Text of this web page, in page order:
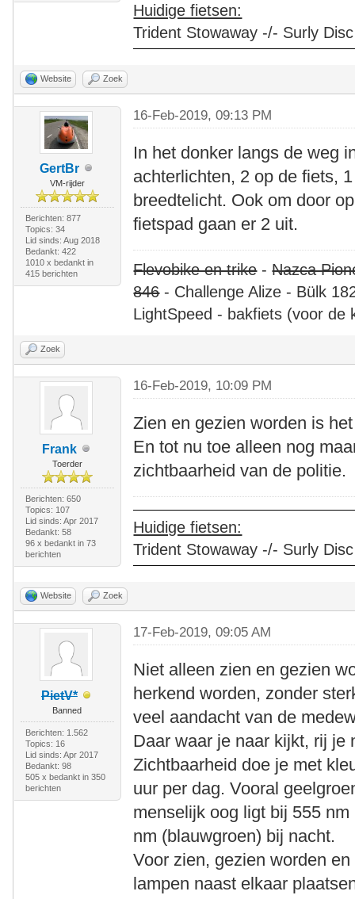
Huidige fietsen:
Trident Stowaway -/- Surly
Website Zoek
GertBr
VM-rijder
Berichten: 877
Topics: 34
Lid sinds: Aug 2018
Bedankt: 422
1010 x bedankt in
415 berichten
16-Feb-2019, 09:13 PM
In het donker langs de weg
achterlichten, 2 op de fiets,
breedtelicht. Ook om door
fietspad gaan er 2 uit.
Flevobike en trike-Nazca
846- Challenge Alize - Bülk
LightSpeed - bakfiets (voor de
Zoek
Frank
Toerder
Berichten: 650
Topics: 107
Lid sinds: Apr 2017
Bedankt: 58
96 x bedankt in 73
berichten
16-Feb-2019, 10:09 PM
Zien en gezien worden is
En tot nu toe alleen nog
zichtbaarheid van de politie.
Huidige fietsen:
Trident Stowaway -/- Surly
Website Zoek
PietV*
Banned
Berichten: 1.562
Topics: 16
Lid sinds: Apr 2017
Bedankt: 98
505 x bedankt in 350
berichten
17-Feb-2019, 09:05 AM
Niet alleen zien en gezien
herkend worden, zonder
veel aandacht van de
Daar waar je naar kijkt, rij je
Zichtbaarheid doe je met
uur per dag. Vooral
menselijk oog ligt bij 555
nm (blauwgroen) bij nacht.
Voor zien, gezien worden
lampen naast elkaar